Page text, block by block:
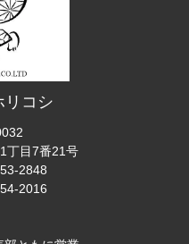
リコシ
丁目7番21号
2848
2016